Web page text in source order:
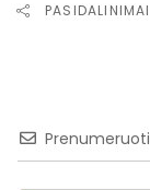
PASIDALINIMAI
Prenumeruoti